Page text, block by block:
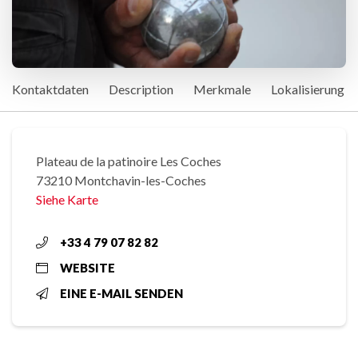
Kontaktdaten Description Merkmale Lokalisierung
Plateau de la patinoire Les Coches
73210 Montchavin-les-Coches
Siehe Karte
+33 4 79 07 82 82
WEBSITE
EINE E-MAIL SENDEN